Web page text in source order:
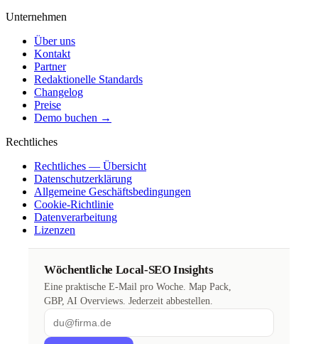
Unternehmen
Über uns
Kontakt
Partner
Redaktionelle Standards
Changelog
Preise
Demo buchen →
Rechtliches
Rechtliches — Übersicht
Datenschutzerklärung
Allgemeine Geschäftsbedingungen
Cookie-Richtlinie
Datenverarbeitung
Lizenzen
Wöchentliche Local-SEO Insights
Eine praktische E-Mail pro Woche. Map Pack,
GBP, AI Overviews. Jederzeit abbestellen.
Email